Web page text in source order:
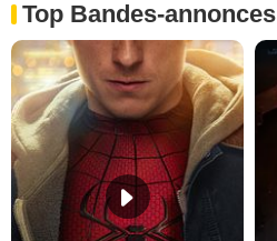
Top Bandes-annonces